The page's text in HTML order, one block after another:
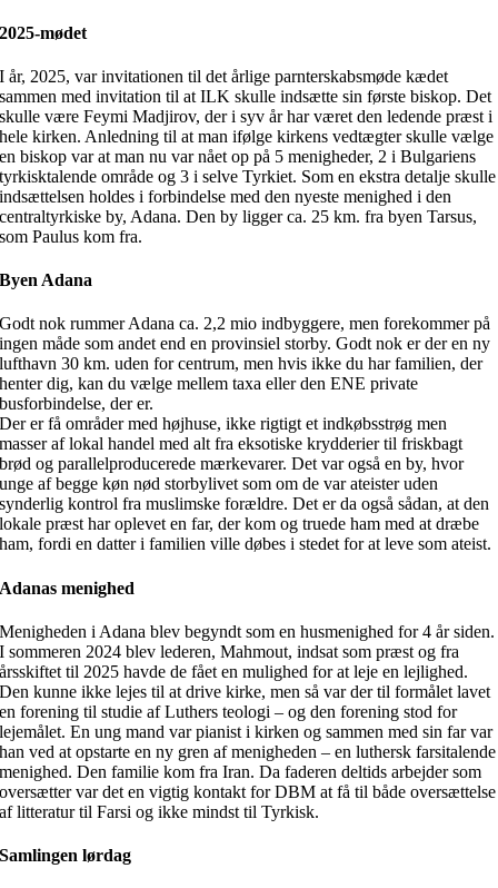
2025-mødet
I år, 2025, var invitationen til det årlige parnterskabsmøde kædet
sammen med invitation til at ILK skulle indsætte sin første biskop. Det
skulle være Feymi Madjirov, der i syv år har været den ledende præst i
hele kirken. Anledning til at man ifølge kirkens vedtægter skulle vælge
en biskop var at man nu var nået op på 5 menigheder, 2 i Bulgariens
tyrkisktalende område og 3 i selve Tyrkiet. Som en ekstra detalje skulle
indsættelsen holdes i forbindelse med den nyeste menighed i den
centraltyrkiske by, Adana. Den by ligger ca. 25 km. fra byen Tarsus,
som Paulus kom fra.
Byen Adana
Godt nok rummer Adana ca. 2,2 mio indbyggere, men forekommer på
ingen måde som andet end en provinsiel storby. Godt nok er der en ny
lufthavn 30 km. uden for centrum, men hvis ikke du har familien, der
henter dig, kan du vælge mellem taxa eller den ENE private
busforbindelse, der er.
Der er få områder med højhuse, ikke rigtigt et indkøbsstrøg men
masser af lokal handel med alt fra eksotiske krydderier til friskbagt
brød og parallelproducerede mærkevarer. Det var også en by, hvor
unge af begge køn nød storbylivet som om de var ateister uden
synderlig kontrol fra muslimske forældre. Det er da også sådan, at den
lokale præst har oplevet en far, der kom og truede ham med at dræbe
ham, fordi en datter i familien ville døbes i stedet for at leve som ateist.
Adanas menighed
Menigheden i Adana blev begyndt som en husmenighed for 4 år siden.
I sommeren 2024 blev lederen, Mahmout, indsat som præst og fra
årsskiftet til 2025 havde de fået en mulighed for at leje en lejlighed.
Den kunne ikke lejes til at drive kirke, men så var der til formålet lavet
en forening til studie af Luthers teologi – og den forening stod for
lejemålet. En ung mand var pianist i kirken og sammen med sin far var
han ved at opstarte en ny gren af menigheden – en luthersk farsitalende
menighed. Den familie kom fra Iran. Da faderen deltids arbejder som
oversætter var det en vigtig kontakt for DBM at få til både oversættelse
af litteratur til Farsi og ikke mindst til Tyrkisk.
Samlingen lørdag